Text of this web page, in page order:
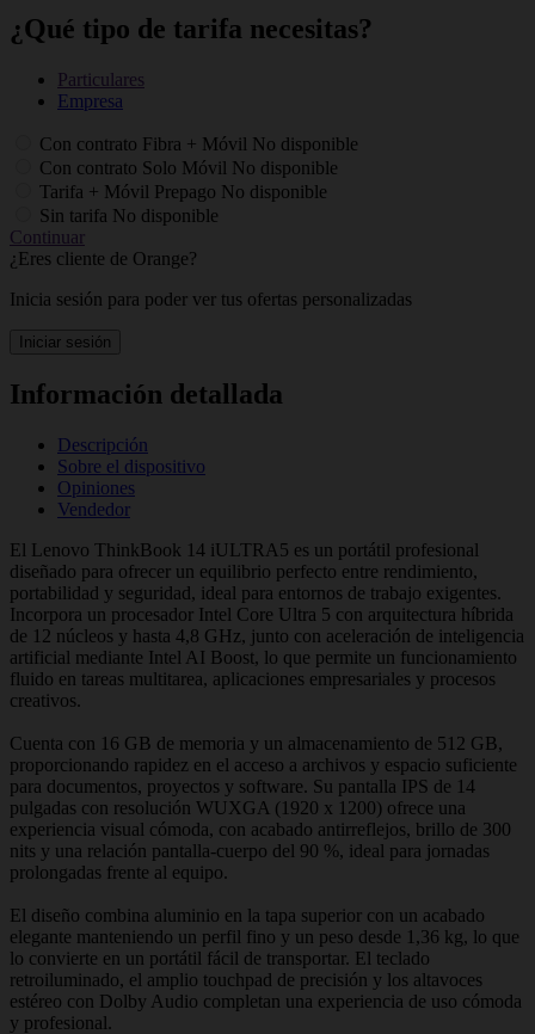
¿Qué tipo de tarifa necesitas?
Particulares
Empresa
Con contrato Fibra + Móvil No disponible
Con contrato Solo Móvil No disponible
Tarifa + Móvil Prepago No disponible
Sin tarifa No disponible
Continuar
¿Eres cliente de Orange?
Inicia sesión para poder ver tus ofertas personalizadas
Iniciar sesión
Información detallada
Descripción
Sobre el dispositivo
Opiniones
Vendedor
El Lenovo ThinkBook 14 iULTRA5 es un portátil profesional
diseñado para ofrecer un equilibrio perfecto entre rendimiento,
portabilidad y seguridad, ideal para entornos de trabajo exigentes.
Incorpora un procesador Intel Core Ultra 5 con arquitectura híbrida
de 12 núcleos y hasta 4,8 GHz, junto con aceleración de inteligencia
artificial mediante Intel AI Boost, lo que permite un funcionamiento
fluido en tareas multitarea, aplicaciones empresariales y procesos
creativos.
Cuenta con 16 GB de memoria y un almacenamiento de 512 GB,
proporcionando rapidez en el acceso a archivos y espacio suficiente
para documentos, proyectos y software. Su pantalla IPS de 14
pulgadas con resolución WUXGA (1920 x 1200) ofrece una
experiencia visual cómoda, con acabado antirreflejos, brillo de 300
nits y una relación pantalla-cuerpo del 90 %, ideal para jornadas
prolongadas frente al equipo.
El diseño combina aluminio en la tapa superior con un acabado
elegante manteniendo un perfil fino y un peso desde 1,36 kg, lo que
lo convierte en un portátil fácil de transportar. El teclado
retroiluminado, el amplio touchpad de precisión y los altavoces
estéreo con Dolby Audio completan una experiencia de uso cómoda
y profesional.